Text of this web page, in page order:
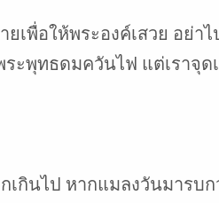
พื่อให้พระองค์เสวย อย่า
ะพุทธดมควันไฟ แต่เราจุด
กินไป หากแมลงวันมารบ